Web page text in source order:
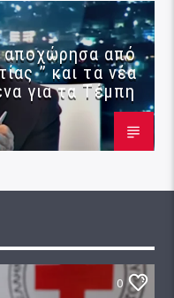
αποχώρησα από
” και τα νέα
για τα Τέμπη
0